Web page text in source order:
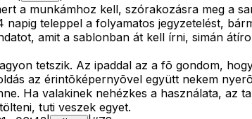
a munkámhoz kell, szórakozásra meg a
napig teleppel a folyamatos jegyzetelést,
amit a sablonban át kell írni, simán
tetszik. Az ipaddal az a fõ gondom,
az érintõképernyõvel együtt nekem
Ha valakinek nehézkes a használata, az
tuti veszek egyet.